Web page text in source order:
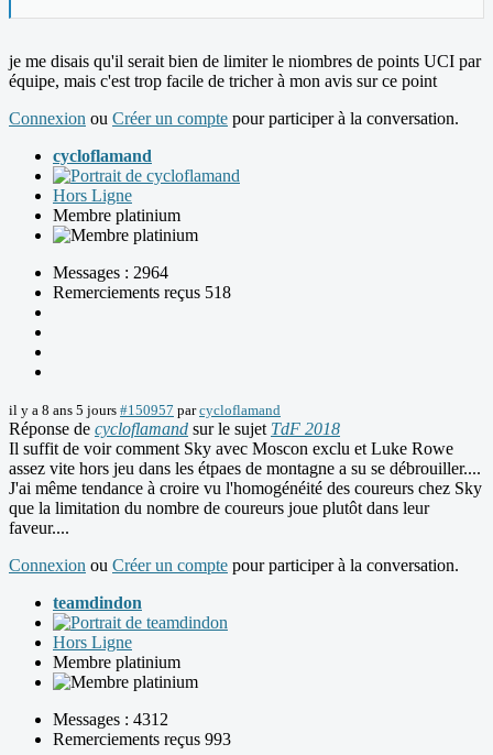
je me disais qu'il serait bien de limiter le niombres de points UCI par
équipe, mais c'est trop facile de tricher à mon avis sur ce point
Connexion ou Créer un compte pour participer à la conversation.
cycloflamand
Hors Ligne
Membre platinium
Messages : 2964
Remerciements reçus 518
il y a 8 ans 5 jours #150957 parcycloflamand
Réponse de cycloflamand sur le sujet TdF 2018
Il suffit de voir comment Sky avec Moscon exclu et Luke Rowe
assez vite hors jeu dans les étpaes de montagne a su se débrouiller....
J'ai même tendance à croire vu l'homogénéité des coureurs chez Sky
que la limitation du nombre de coureurs joue plutôt dans leur
faveur....
Connexion ou Créer un compte pour participer à la conversation.
teamdindon
Hors Ligne
Membre platinium
Messages : 4312
Remerciements reçus 993